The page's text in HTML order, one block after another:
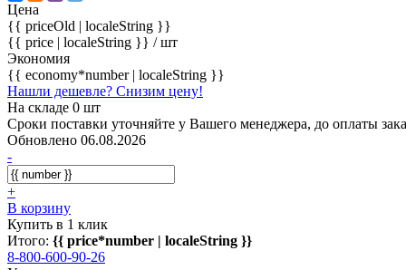
Цена
{{ priceOld | localeString }}
{{ price | localeString }} / шт
Экономия
{{ economy*number | localeString }}
Нашли дешевле? Снизим цену!
На складе 0 шт
Сроки поставки уточняйте у Вашего менеджера, до оплаты
Обновлено 06.08.2026
-
+
В корзину
Купить в 1 клик
Итого: {{ price*number | localeString }}
8-800-600-90-26